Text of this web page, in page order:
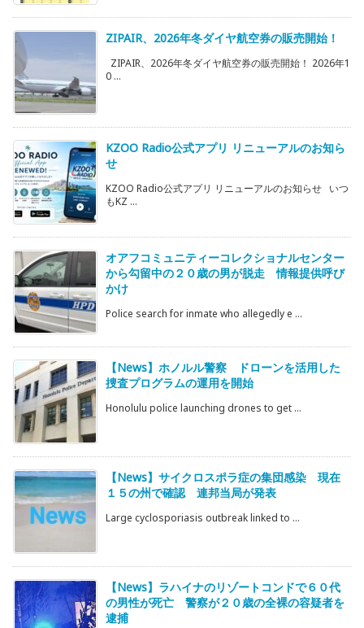
ZIPAIR、2026年冬ダイヤ航空券の販売開始！
ZIPAIR、2026年冬ダイヤ航空券の販売開始！ 2026年1
0 ...
KZOO Radio公式アプリ リニューアルのお知ら
せ
KZOO Radio公式アプリ リニューアルのお知らせ いつ
もKZ ...
オアフコミュニティーコレクショナルセンター
から勾留中の２０歳の男が脱走 情報提供呼び
かけ
Police search for inmate who allegedly e ...
【News】ホノルル警察 ドローンを活用した
捜査プログラムの運用を開始
Honolulu police launching drones to get ...
【News】サイクロスポラ症の集団感染 現在
１５の州で確認 連邦当局が発表
Large cyclosporiasis outbreak linked to ...
【News】ラハイナのリゾートコンドで６０代
の男性が死亡 警察が２０歳の全裸の容疑者を
逮捕